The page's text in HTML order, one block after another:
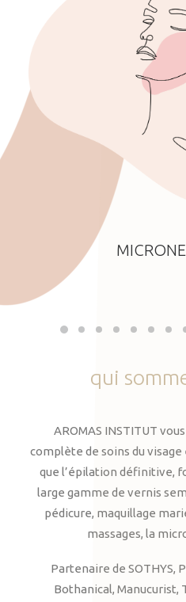
qui
AROMAS INSTITUT
complète de soins du
que l’épilation définitive,
large gamme de vernis
pédicure, maquillage
massages, la
Partenaire de SOTHYS,
Bothanical,